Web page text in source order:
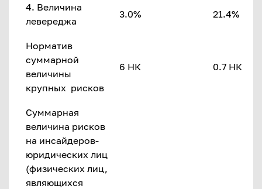
4. Величина
левереджа
3.0% 21.4%
Норматив
суммарной
величины
крупных рисков
6 НК 0.7 НК
Суммарная
величина рисков
на инсайдеров-
юридических лиц
(физических лиц,
являющихся